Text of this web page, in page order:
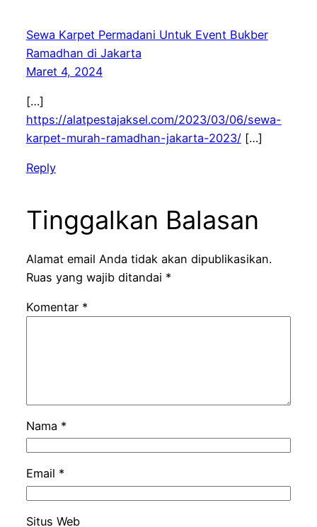
Sewa Karpet Permadani Untuk Event Bukber
Ramadhan di Jakarta
Maret 4, 2024
[…]
https://alatpestajaksel.com/2023/03/06/sewa-
karpet-murah-ramadhan-jakarta-2023/[…]
Reply
Tinggalkan Balasan
Alamat email Anda tidak akan dipublikasikan.
Ruas yang wajib ditandai *
Komentar *
Nama *
Email *
Situs Web